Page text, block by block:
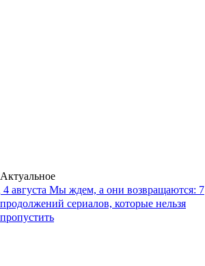
Актуальное
4 августа Мы ждем, а они возвращаются: 7
продолжений сериалов, которые нельзя
пропустить